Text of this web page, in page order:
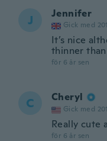
J Jennifer
Gick med
It’s nice
thinner
för 6 år sen
C Cheryl
Gick med
Really cute
för 6 år sen